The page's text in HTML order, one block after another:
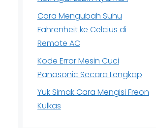
Cara Mengubah Suhu
Fahrenheit ke Celcius di
Remote AC
Kode Error Mesin Cuci
Panasonic Secara Lengkap
Yuk Simak Cara Mengisi Freon
Kulkas